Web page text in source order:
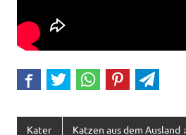
Kater Katzen aus dem Ausland ↓